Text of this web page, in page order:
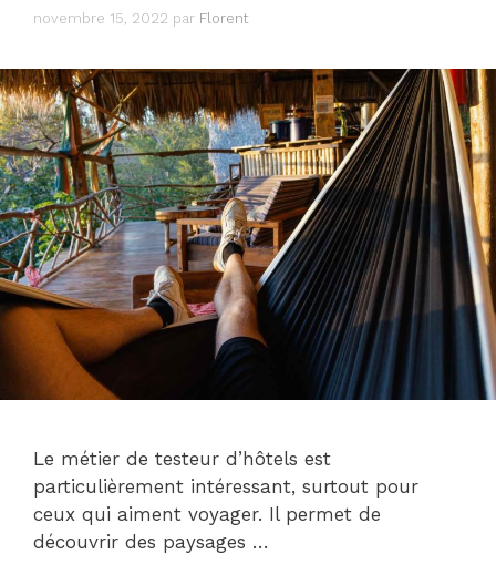
novembre 15, 2022 par Florent
Le métier de testeur d’hôtels est
particulièrement intéressant, surtout pour
ceux qui aiment voyager. Il permet de
découvrir des paysages …